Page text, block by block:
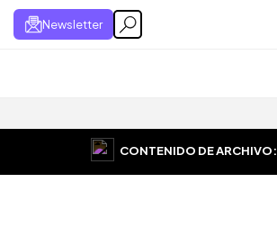
Newsletter
CONTENIDO DE ARCHIVO: